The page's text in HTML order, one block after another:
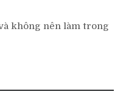
không nên làm trong